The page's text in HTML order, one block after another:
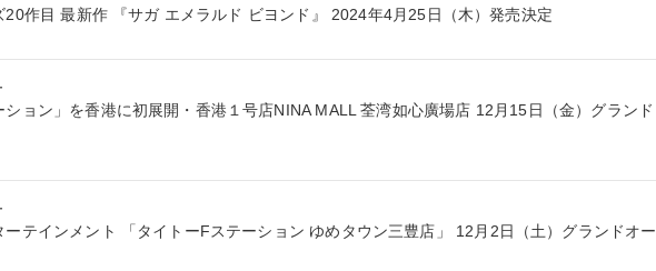
20作目 最新作 『サガ エメラルド ビヨンド』 2024年4月25日（木）発売決定
ション」を香港に初展開・香港１号店NINA MALL 荃湾如心廣場店 12月15日（金）グランド
ーテインメント 「タイトーFステーション ゆめタウン三豊店」 12月2日（土）グランドオー